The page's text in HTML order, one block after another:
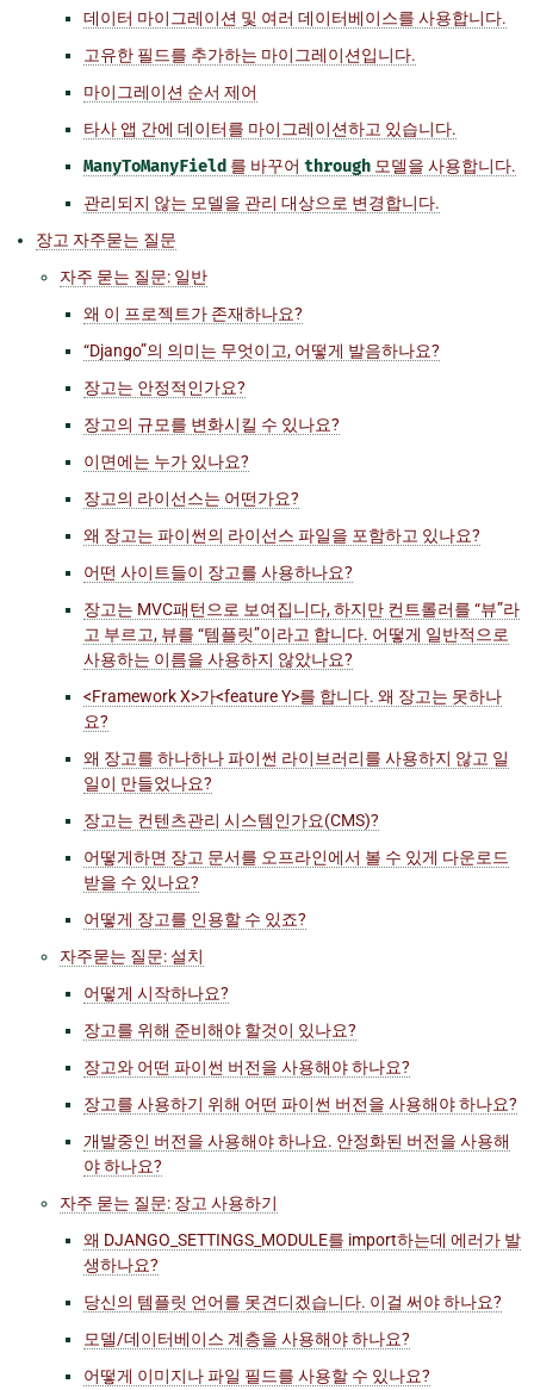
데이터 마이그레이션 및 여러 데이터베이스를 사용합니다.
고유한 필드를 추가하는 마이그레이션입니다.
마이그레이션 순서 제어
타사 앱 간에 데이터를 마이그레이션하고 있습니다.
ManyToManyField 를 바꾸어 through 모델을 사용합니다.
관리되지 않는 모델을 관리 대상으로 변경합니다.
장고 자주묻는 질문
자주 묻는 질문: 일반
왜 이 프로젝트가 존재하나요?
“Django”의 의미는 무엇이고, 어떻게 발음하나요?
장고는 안정적인가요?
장고의 규모를 변화시킬 수 있나요?
이면에는 누가 있나요?
장고의 라이선스는 어떤가요?
왜 장고는 파이썬의 라이선스 파일을 포함하고 있나요?
어떤 사이트들이 장고를 사용하나요?
장고는 MVC패턴으로 보여집니다, 하지만 컨트롤러를 “뷰”라
고 부르고, 뷰를 “템플릿”이라고 합니다. 어떻게 일반적으로
사용하는 이름을 사용하지 않았나요?
<Framework X>가<feature Y>를 합니다. 왜 장고는 못하나
요?
왜 장고를 하나하나 파이썬 라이브러리를 사용하지 않고 일
일이 만들었나요?
장고는 컨텐츠관리 시스템인가요(CMS)?
어떻게하면 장고 문서를 오프라인에서 볼 수 있게 다운로드
받을 수 있나요?
어떻게 장고를 인용할 수 있죠?
자주묻는 질문: 설치
어떻게 시작하나요?
장고를 위해 준비해야 할것이 있나요?
장고와 어떤 파이썬 버전을 사용해야 하나요?
장고를 사용하기 위해 어떤 파이썬 버전을 사용해야 하나요?
개발중인 버전을 사용해야 하나요. 안정화된 버전을 사용해
야 하나요?
자주 묻는 질문: 장고 사용하기
왜 DJANGO_SETTINGS_MODULE를 import하는데 에러가 발
생하나요?
당신의 템플릿 언어를 못견디겠습니다. 이걸 써야 하나요?
모델/데이터베이스 계층을 사용해야 하나요?
어떻게 이미지나 파일 필드를 사용할 수 있나요?